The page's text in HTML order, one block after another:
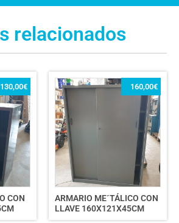
relacionados
CON
130,00€
ARMARIO ME´TÁLICO CON
LLAVE 160X121X45CM
160,00€